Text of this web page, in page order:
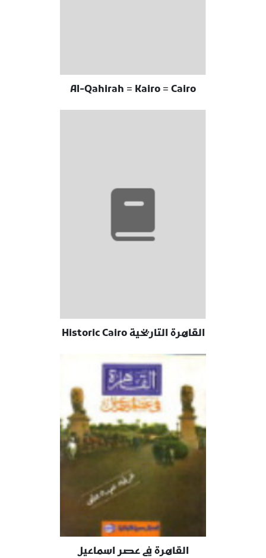
Al-Qahirah = Kairo = Cairo
القاهرة التاريخية Historic Cairo
القاهرة في عصر اسماعيل